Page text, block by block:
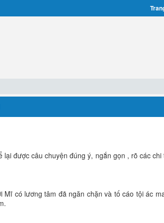
được câu chuyện đúng ý, ngắn gọn , rõ các chi
có lương tâm đã ngăn chặn và tố cáo tội ác